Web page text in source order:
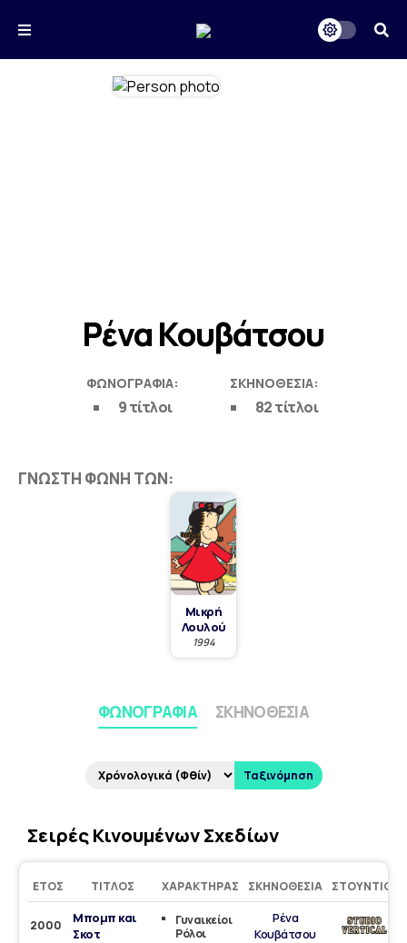
Ρένα Κουβάτσου
ΦΩΝΟΓΡΑΦΊΑ:
9 τίτλοι
ΣΚΗΝΟΘΕΣΊΑ:
82 τίτλοι
ΓΝΩΣΤΉ ΦΩΝΉ ΤΩΝ:
Μικρή
Λουλού
1994
ΦΩΝΟΓΡΑΦΊΑ ΣΚΗΝΟΘΕΣΊΑ
Ταξινόμηση
Σειρές Κινουμένων Σχεδίων
ΈΤΟΣ ΤΊΤΛΟΣ ΧΑΡΑΚΤΉΡΑΣ ΣΚΗΝΟΘΕΣΊΑ ΣΤΟΎΝΤΙΟ
2000
Μπομπ και
Σκοτ
Γυναικείοι
Ρόλοι
Ρένα
Κουβάτσου